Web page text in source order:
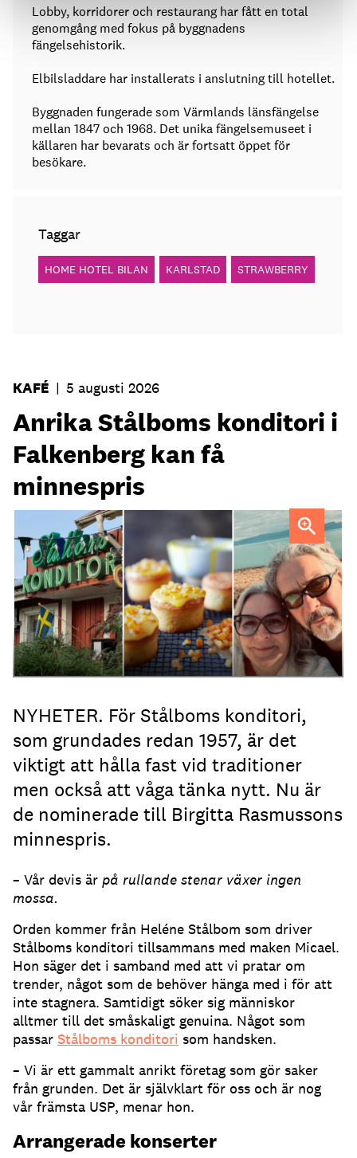
Lobby, korridorer och restaurang har fått en total
genomgång med fokus på byggnadens
fängelsehistorik.
Elbilsladdare har installerats i anslutning till hotellet.
Byggnaden fungerade som Värmlands länsfängelse
mellan 1847 och 1968. Det unika fängelsemuseet i
källaren har bevarats och är fortsatt öppet för
besökare.
Taggar
HOME HOTEL BILAN KARLSTAD STRAWBERRY
KAFÉ | 5 augusti 2026
Anrika Stålboms konditori i
Falkenberg kan få
minnespris
Heléne och Micael Stålbom
NYHETER. För Stålboms konditori,
som grundades redan 1957, är det
viktigt att hålla fast vid traditioner
men också att våga tänka nytt. Nu är
de nominerade till Birgitta Rasmussons
minnespris.
– Vår devis är på rullande stenar växer ingen
mossa.
Orden kommer från Heléne Stålbom som driver
Stålboms konditori tillsammans med maken Micael.
Hon säger det i samband med att vi pratar om
trender, något som de behöver hänga med i för att
inte stagnera. Samtidigt söker sig människor
alltmer till det småskaligt genuina. Något som
passar Stålboms konditori som handsken.
– Vi är ett gammalt anrikt företag som gör saker
från grunden. Det är självklart för oss och är nog
vår främsta USP, menar hon.
Arrangerade konserter